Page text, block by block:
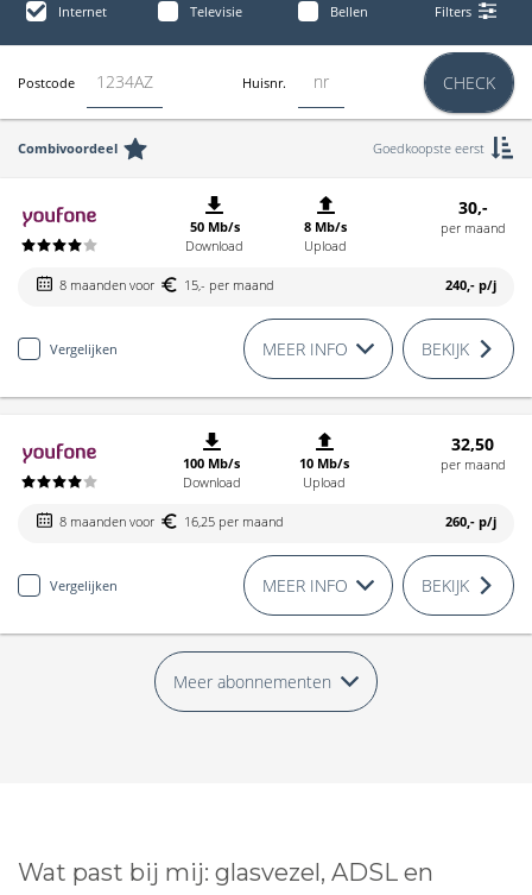
Internet Televisie Bellen Filters
Postcode Huisnr. CHECK
Combivoordeel Goedkoopste eerst
50 Mb/s
Download
8 Mb/s
Upload
30,-
per maand
8 maanden voor 15,- per maand 240,- p/j
Vergelijken MEER INFO BEKIJK
100 Mb/s
Download
10 Mb/s
Upload
32,50
per maand
8 maanden voor 16,25 per maand 260,- p/j
Vergelijken MEER INFO BEKIJK
Meer abonnementen
Wat past bij mij: glasvezel, ADSL en